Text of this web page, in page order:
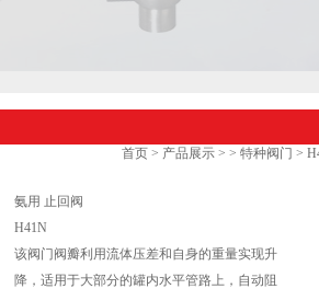
首页> 产品展示> > 特种阀门 >
氨用 止回阀
H41N
该阀门阀瓣利用流体压差和自身的重量实现升
降，适用于大部分的罐内水平管路上，自动阻